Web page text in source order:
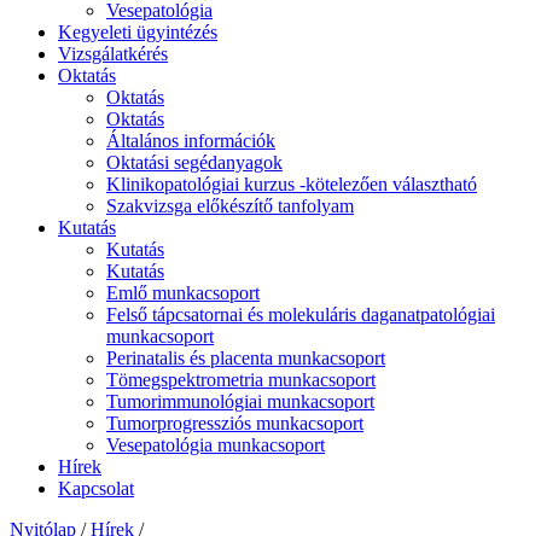
Vesepatológia
Kegyeleti ügyintézés
Vizsgálatkérés
Oktatás
Oktatás
Oktatás
Általános információk
Oktatási segédanyagok
Klinikopatológiai kurzus -kötelezően választható
Szakvizsga előkészítő tanfolyam
Kutatás
Kutatás
Kutatás
Emlő munkacsoport
Felső tápcsatornai és molekuláris daganatpatológiai
munkacsoport
Perinatalis és placenta munkacsoport
Tömegspektrometria munkacsoport
Tumorimmunológiai munkacsoport
Tumorprogressziós munkacsoport
Vesepatológia munkacsoport
Hírek
Kapcsolat
Nyitólap / Hírek /